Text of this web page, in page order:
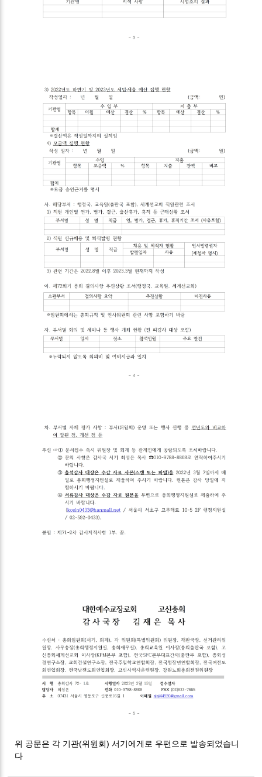
위 공문은 각 기관(위원회) 서기에게로 우편으로 발송되었습니
다